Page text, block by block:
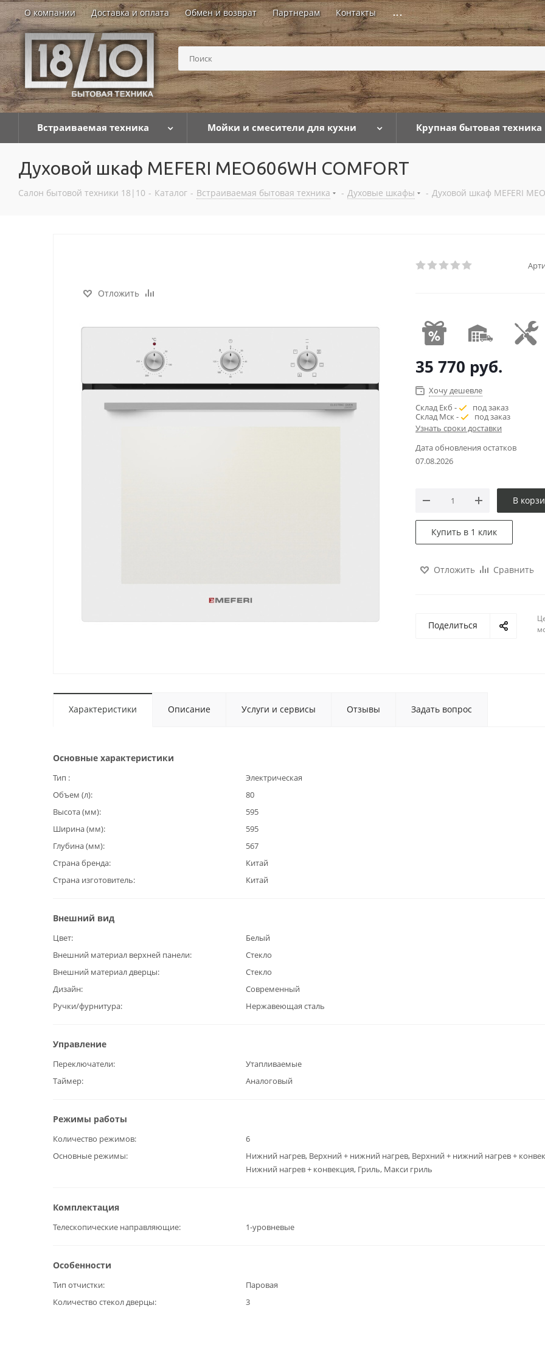
О компании Доставка и оплата Обмен и возврат Партнерам Контакты ...
Встраиваемая техника Мойки и смесители для кухни Крупная бытовая техника
Духовой шкаф MEFERI MEO606WH COMFORT
Салон бытовой техники 18|10 - Каталог - Встраиваемая бытовая техника - Духовые шкафы - Духовой шкаф MEFERI
Отложить
35 770 руб.
Хочу дешевле
Склад Екб -
под заказ
Склад Мск -
под заказ
Узнать сроки доставки
Дата обновления остатков
07.08.2026
В
Купить в 1 клик
Отложить Сравнить
Поделиться
Характеристики Описание Услуги и сервисы Отзывы Задать вопрос
Основные характеристики
Тип
Электрическая
Объем (л)
80
Высота (мм)
595
Ширина (мм)
595
Глубина (мм)
567
Страна бренда
Китай
Страна изготовитель
Китай
Внешний вид
Цвет
Белый
Внешний материал верхней панели
Стекло
Внешний материал дверцы
Стекло
Дизайн
Современный
Ручки/фурнитура
Нержавеющая сталь
Управление
Переключатели
Утапливаемые
Таймер
Аналоговый
Режимы работы
Количество режимов
6
Основные режимы
Нижний нагрев, Верхний + нижний нагрев, Верхний + нижний нагрев +
Нижний нагрев + конвекция, Гриль, Макси гриль
Комплектация
Телескопические направляющие 1-уровневые
Особенности
Тип отчистки
Паровая
Количество стекол дверцы
3